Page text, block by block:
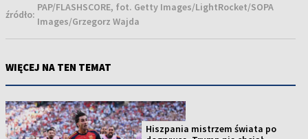
źródło:
PAP/FLASHSCORE, fot. Getty Images/LightRocket/SOPA
Images/Grzegorz Wajda
WIĘCEJ NA TEN TEMAT
Hiszpania mistrzem świata po